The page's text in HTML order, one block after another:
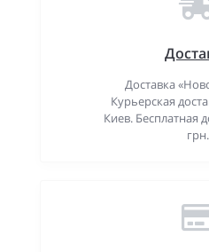
Доставка
Курьерская
Киев. Бесплатная
грн.